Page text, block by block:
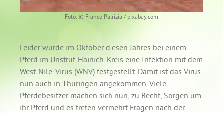
Foto: © Franco Patrizia / pixabay.com
Leider wurde im Oktober diesen Jahres bei einem
Pferd im Unstrut-Hainich-Kreis eine Infektion mit dem
West-Nile-Virus (WNV) festgestellt. Damit ist das Virus
nun auch in Thüringen angekommen. Viele
Pferdebesitzer machen sich nun, zu Recht, Sorgen um
ihr Pferd und es treten vermehrt Fragen nach der